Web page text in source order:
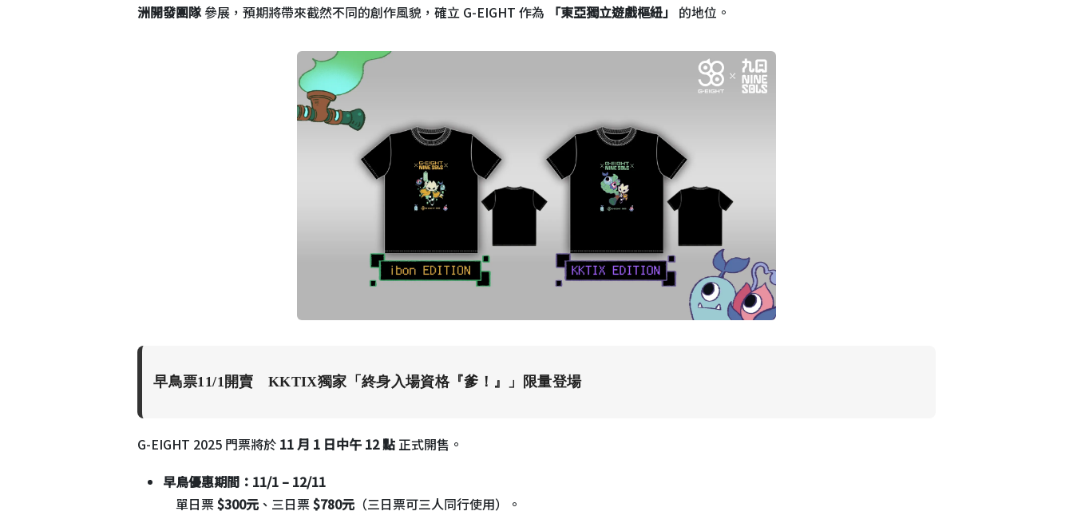
洲開發團隊參展，預期將帶來截然不同的創作風貌，確立 G-EIGHT 作為 「東亞獨立遊戲樞紐」 的地位。
早鳥票11/1開賣 KKTIX獨家「終身入場資格『爹！』」限量登場
G-EIGHT 2025 門票將於 11 月 1 日中午 12 點 正式開售。
早鳥優惠期間：11/1 – 12/11
單日票$300元 、三日票$780元 （三日票可三人同行使用）。